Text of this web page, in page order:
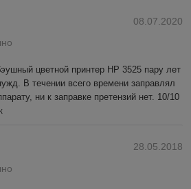
08.07.2020
цветной принтер HP 3525 пару лет
В течении всего времени заправлял
ни к заправке претензий нет. 10/10
28.05.2018